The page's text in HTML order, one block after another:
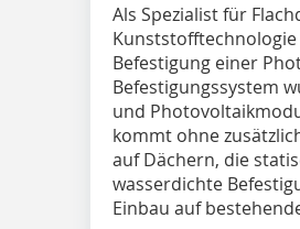
Als Spezialist für
Befestigung einer
Befestigungssystem
und
kommt ohne
auf Dächern, die
wasserdichte
Einbau auf